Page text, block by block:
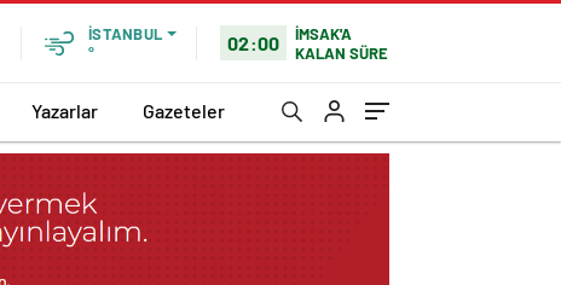
İSTANBUL
°
02:00
İMSAK'A
KALAN SÜRE
Yazarlar Gazeteler